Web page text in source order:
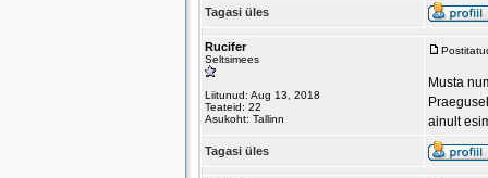
Tagasi üles
Rucifer
Seltsimees
Liitunud: Aug 13, 2018
Teateid: 22
Asukoht: Tallinn
Musta
ainult
Tagasi üles